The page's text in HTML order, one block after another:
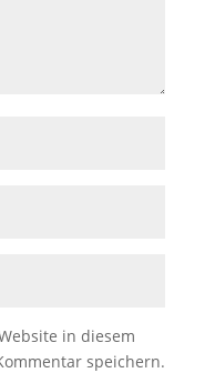
in diesem
speichern.